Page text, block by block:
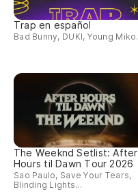
Trap en español
Bad Bunny, DUKI, Young
The Weeknd Setlist: After
Hours til Dawn Tour 2026
Sao Paulo, Save Your Tears,
Blinding Lights...